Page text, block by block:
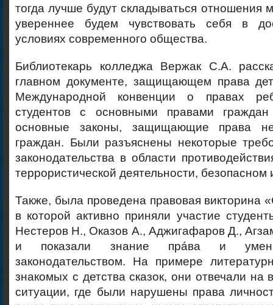
тогда лучше будут складываться
увереннее будем чувствовать себя в
условиях современного общества.
Библиотекарь колледжа Вержак С.А.
главном документе, защищающем права
Международной конвенции о правах
студентов с основными правами
основные законы, защищающие права
граждан. Были разъяснены некоторые
законодательства в области
террористической деятельности, безопасном
Также, была проведена правовая викторина
в которой активно приняли участие
Нестеров Н., Оказов А., Аджигафаров Д.,
и показали знание прáва и
законодательством. На примере
знакомых с детства сказок, они отвечали на
ситуации, где были нарушены права